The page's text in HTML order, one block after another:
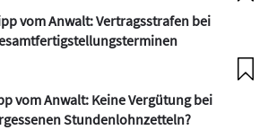
vom Anwalt: Vertragsstrafen bei
vom Anwalt: Keine Vergütung bei
Stundenlohnzetteln?